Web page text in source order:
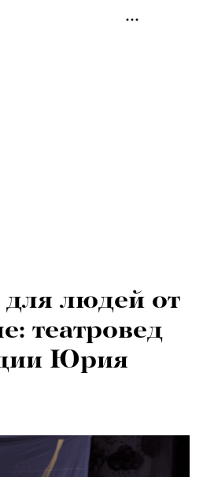
людей от
театровед
Юрия